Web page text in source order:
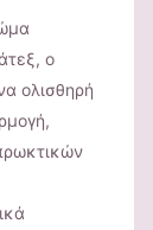
ο
ολισθηρή